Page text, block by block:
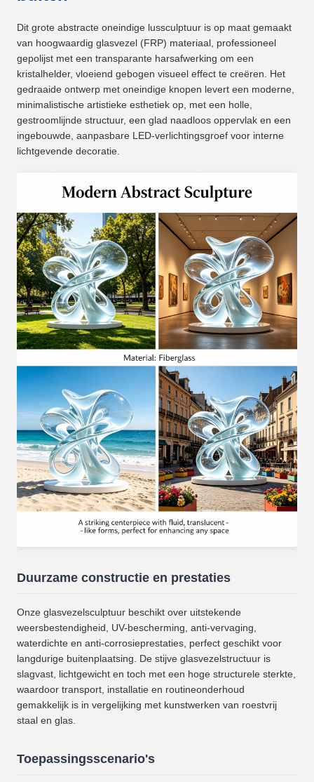
Dit grote abstracte oneindige lussculptuur is op maat gemaakt
van hoogwaardig glasvezel (FRP) materiaal, professioneel
gepolijst met een transparante harsafwerking om een ​​
kristalhelder, vloeiend gebogen visueel effect te creëren. Het
gedraaide ontwerp met oneindige knopen levert een moderne,
minimalistische artistieke esthetiek op, met een holle,
gestroomlijnde structuur, een glad naadloos oppervlak en een
ingebouwde, aanpasbare LED-verlichtingsgroef voor interne
lichtgevende decoratie.
Duurzame constructie en prestaties
Onze glasvezelsculptuur beschikt over uitstekende
weersbestendigheid, UV-bescherming, anti-vervaging,
waterdichte en anti-corrosieprestaties, perfect geschikt voor
langdurige buitenplaatsing. De stijve glasvezelstructuur is
slagvast, lichtgewicht en toch met een hoge structurele sterkte,
waardoor transport, installatie en routineonderhoud
gemakkelijk is in vergelijking met kunstwerken van roestvrij
staal en glas.
Toepassingsscenario's